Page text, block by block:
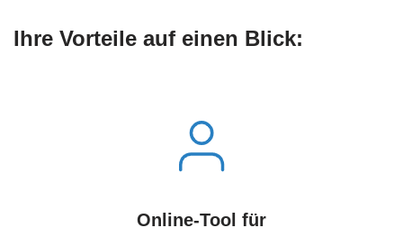
Ihre Vorteile auf einen Blick:
Online-Tool für